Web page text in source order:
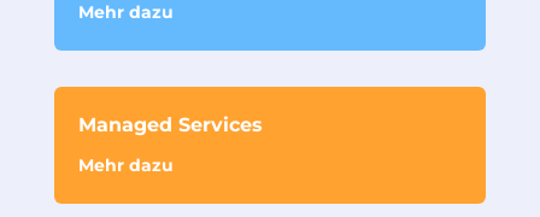
Mehr dazu
Managed Services
Mehr dazu